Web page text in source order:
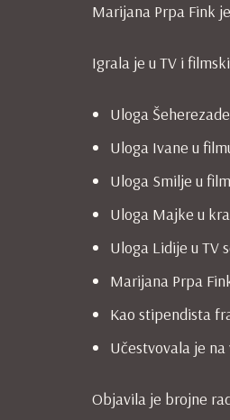
Marijana Prpa Fink
Igrala je u TV i
Uloga
Uloga Ivane u
Uloga Smilje u
Uloga Majke u
Uloga Lidije u TV
Marijana Prpa
Kao stipendista
Učestvovala je
Objavila je brojne